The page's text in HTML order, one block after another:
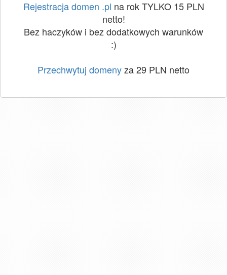
Rejestracja domen .pl na rok TYLKO 15 PLN
netto!
Bez haczyków i bez dodatkowych warunków
:)
Przechwytuj domenyza 29 PLN netto